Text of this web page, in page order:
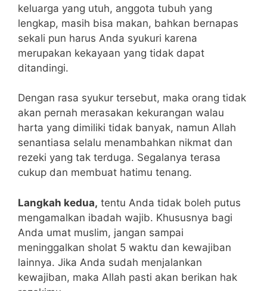
keluarga yang utuh, anggota tubuh yang
lengkap, masih bisa makan, bahkan bernapas
sekali pun harus Anda syukuri karena
merupakan kekayaan yang tidak dapat
ditandingi.
Dengan rasa syukur tersebut, maka orang tidak
akan pernah merasakan kekurangan walau
harta yang dimiliki tidak banyak, namun Allah
senantiasa selalu menambahkan nikmat dan
rezeki yang tak terduga. Segalanya terasa
cukup dan membuat hatimu tenang.
Langkah kedua, tentu Anda tidak boleh putus
mengamalkan ibadah wajib. Khususnya bagi
Anda umat muslim, jangan sampai
meninggalkan sholat 5 waktu dan kewajiban
lainnya. Jika Anda sudah menjalankan
kewajiban, maka Allah pasti akan berikan hak